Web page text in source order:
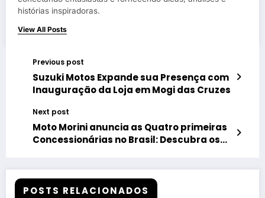
histórias inspiradoras.
View All Posts
Previous post
Suzuki Motos Expande sua Presença com
Inauguração da Loja em Mogi das Cruzes
Next post
Moto Morini anuncia as Quatro primeiras
Concessionárias no Brasil: Descubra os
POSTS RELACIONADOS